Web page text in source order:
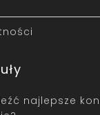
najlepsze